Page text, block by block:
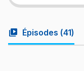
video_library Épisodes (41)